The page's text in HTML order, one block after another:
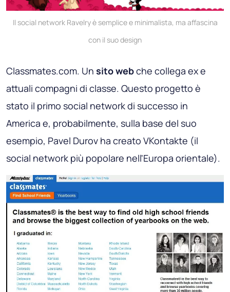
Il social network Ravelry è semplice e minimalista, ma affascina
con il suo design
Classmates.com. Un sito webche collega ex e
attuali compagni di classe. Questo progetto è
stato il primo social network di successo in
America e, probabilmente, sulla base del suo
esempio, Pavel Durov ha creato VKontakte (il
social network più popolare nell'Europa orientale).